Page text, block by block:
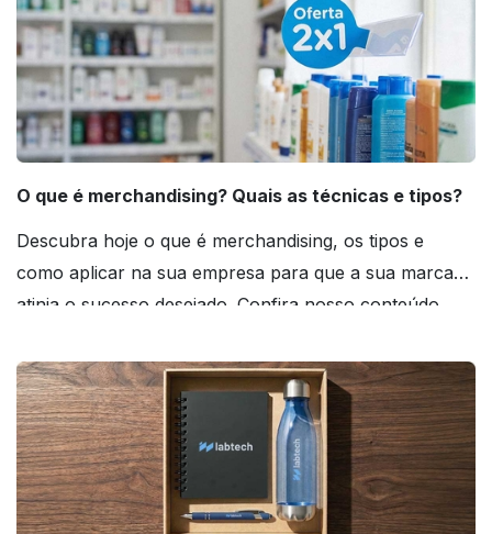
O que é merchandising? Quais as técnicas e tipos?
Descubra hoje o que é merchandising, os tipos e
como aplicar na sua empresa para que a sua marca
atinja o sucesso desejado. Confira nosso conteúdo